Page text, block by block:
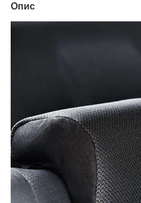
Опис